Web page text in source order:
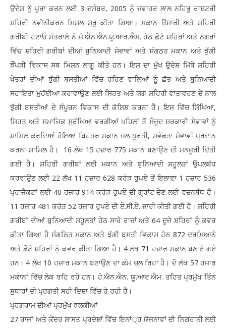
ਉਦੇਸ਼ ਨੂੰ ਪੂਰਾ ਕਰਨ ਲਈ 3 ਦਸੰਬਰ, 2005 ਨੂੰ ਜਵਾਹਰ ਲਾਲ ਨਹਿਰੂ ਰਾਸ਼ਟਰੀ
ਸ਼ਹਿਰੀ ਨਵੀਨੀਕਰਨ ਮਿਸ਼ਲ ਸ਼ੁਰੂ ਕੀਤਾ ਗਿਆ। ਮਕਾਨ ਉਸਾਰੀ ਅਤੇ ਸ਼ਹਿਰੀ
ਗਰੀਬੀ ਹਟਾਓ ਮੰਤਰਾਲੇ ਨੇ ਜੇ.ਐਨ.ਐਨ.ਯੂ.ਆਰ.ਐਮ. ਹੇਠ ਛੋਟੇ ਸ਼ਹਿਰਾਂ ਅਤੇ ਨਗਰਾਂ
ਵਿੱਚ ਸ਼ਹਿਰੀ ਗਰੀਬਾਂ ਦੀਆਂ ਬੁਨਿਆਦੀ ਸੇਵਾਵਾਂ ਅਤੇ ਸੰਗਠਤ ਮਕਾਨ ਅਤੇ ਝੁੱਗੀ
ਝੌਂਪੜੀ ਵਿਕਾਸ ਸਬ ਮਿਸ਼ਨ ਲਾਗੂ ਕੀਤੇ ਹਨ। ਇਸ ਦਾ ਮੁੱਖ ਉਦੇਸ਼ ਮਿੱਥੇ ਸ਼ਹਿਰੀ
ਖੇਤਰਾਂ ਦੀਆਂ ਝੁੱਗੀ ਬਸਤੀਆਂ ਵਿੱਚ ਰਹਿਣ ਵਾਲਿਆਂ ਨੂੰ ਛੱਤ ਅਤੇ ਬੁਨਿਆਦੀ
ਸਹਾਇਤਾ ਮੁਹੱਈਆ ਕਰਾਵਾਉਣ ਲਈ ਸਿਹਤ ਅਤੇ ਯੋਗ ਸ਼ਹਿਰੀ ਵਾਤਾਵਰਣ ਦੇ ਨਾਲ
ਝੁੱਗੀ ਬਸਤੀਆਂ ਦੇ ਸੰਪੂਰਨ ਵਿਕਾਸ ਦੀ ਕੋਸ਼ਿਸ਼ ਕਰਨਾ ਹੈ। ਇਸ ਵਿੱਚ ਸਿੱਖਿਆ,
ਸਿਹਤ ਅਤੇ ਸਮਾਜਿਕ ਸੁਰੱਖਿਆ ਵਰਗੀਆਂ ਪਹਿਲਾਂ ਤੋਂ ਮੌਜੂਦ ਸਰਕਾਰੀ ਸੇਵਾਵਾਂ ਨੂੰ
ਸ਼ਾਮਿਲ ਕਰਦਿਆਂ ਹੋਇਆ ਬਿਹਤਰ ਮਕਾਨ ਜਲ ਪੂਰਤੀ, ਸਵੱਛਤਾ ਸੇਵਾਵਾਂ ਪ੍ਰਦਾਨ
ਕਰਨਾ ਸ਼ਾਮਿਲ ਹੈ। 16 ਲੱਖ 15 ਹਜ਼ਾਰ 775 ਮਕਾਨ ਬਣਾਉਣ ਦੀ ਮਨਜ਼ੂਰੀ ਦਿੱਤੀ
ਗਈ ਹੈ। ਸ਼ਹਿਰੀ ਗਰੀਬਾਂ ਲਈ ਮਕਾਨ ਅਤੇ ਬੁਨਿਆਦੀ ਸਹੂਲਤਾਂ ਉਪਲਬੱਧ
ਕਰਵਾਉਣ ਲਈ 22 ਲੱਖ 11 ਹਜ਼ਾਰ 628 ਕਰੋੜ ਰੁਪਏ ਤੋਂ ਇਲਾਵਾ 1 ਹਜ਼ਾਰ 536
ਪ੍ਰਾਜੈਕਟਾਂ ਲਈ 40 ਹਜ਼ਾਰ 914 ਕਰੋੜ ਰੁਪਏ ਦੀ ਗ੍ਰਾਂਟ ਦੇਣ ਲਈ ਵਚਨਬੱਧ ਹੈ।
11 ਹਜ਼ਾਰ 481 ਕਰੋੜ 52 ਹਜ਼ਾਰ ਰੁਪਏ ਦੀ ਏ.ਸੀ.ਏ. ਜਾਰੀ ਕੀਤੀ ਗਈ ਹੈ। ਸ਼ਹਿਰੀ
ਗਰੀਬਾਂ ਦੀਆਂ ਬੁਨਿਆਦੀ ਸਹੂਲਤਾਂ ਹੇਠ ਸਾਰੇ ਰਾਜਾਂ ਅਤੇ 64 ਦੂਜੇ ਸ਼ਹਿਰਾਂ ਨੂੰ ਕਵਰ
ਕੀਤਾ ਗਿਆ ਹੈ ਸੰਗਠਿਤ ਮਕਾਨ ਅਤੇ ਝੁੱਗੀ ਬਸਤੀ ਵਿਕਾਸ ਹੇਠ 872 ਦਰਮਿਆਨੇ
ਅਤੇ ਛੋਟੇ ਸ਼ਹਿਰਾਂ ਨੂੰ ਕਵਰ ਕੀਤਾ ਗਿਆ ਹੈ। 4 ਲੱਖ 71 ਹਜ਼ਾਰ ਮਕਾਨ ਬਣਾਏ ਗਏ
ਹਨ। 4 ਲੱਖ 10 ਹਜ਼ਾਰ ਮਕਾਨ ਬਣਾਉਣ ਦਾ ਕੰਮ ਚਲ ਰਿਹਾ ਹੈ। ਦੋ ਲੱਖ 57 ਹਜ਼ਾਰ
ਮਕਾਨਾਂ ਵਿੱਚ ਲੋਕ ਰਹਿ ਰਹੇ ਹਨ। ਹੇ.ਐਨ.ਐਨ. ਯੂ.ਆਰ.ਐਮ. ਤਹਿਤ ਪ੍ਰਮੁੱਖ ਤਿੰਨ
ਸੁਧਾਰਾਂ ਦੀ ਪ੍ਰਗਤੀ ਸਹੀ ਦਿਸ਼ਾ ਵਿੱਚ ਹੋ ਰਹੀ ਹੈ।
ਪ੍ਰੋਗਰਾਮ ਦੀਆਂ ਪ੍ਰਮੁੱਖ ਝਲਕੀਆਂ
27 ਰਾਜਾਂ ਅਤੇ ਕੇਂਦਰ ਸ਼ਾਸਤ ਪ੍ਰਦੇਸ਼ਾਂ ਵਿੱਚ ਇਨਾਂ੍ਹ ਯੋਜਨਾਵਾਂ ਦੀ ਨਿਗਰਾਨੀ ਲਈ